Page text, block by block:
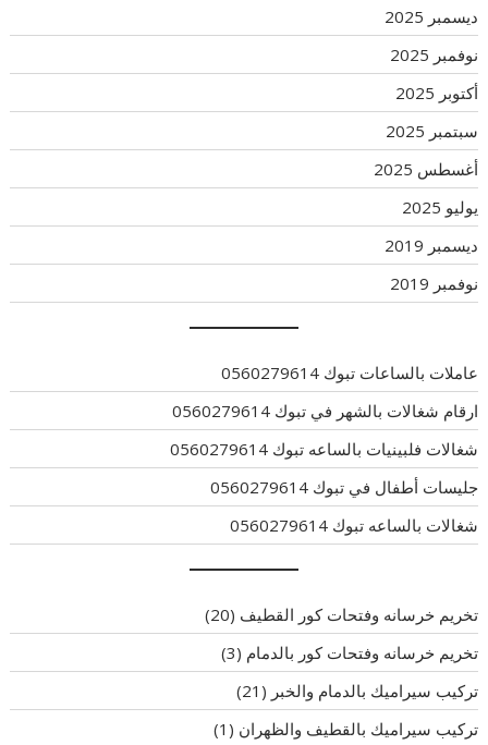
ديسمبر 2025
نوفمبر 2025
أكتوبر 2025
سبتمبر 2025
أغسطس 2025
يوليو 2025
ديسمبر 2019
نوفمبر 2019
عاملات بالساعات تبوك 0560279614
ارقام شغالات بالشهر في تبوك 0560279614
شغالات فلبينيات بالساعه تبوك 0560279614
جليسات أطفال في تبوك 0560279614
شغالات بالساعه تبوك 0560279614
تخريم خرسانه وفتحات كور القطيف (20)
تخريم خرسانه وفتحات كور بالدمام (3)
تركيب سيراميك بالدمام والخبر (21)
تركيب سيراميك بالقطيف والظهران (1)